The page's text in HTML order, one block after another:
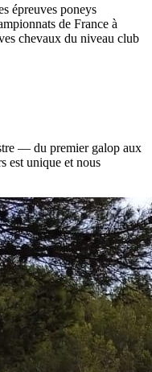
épreuves poneys
de France à
chevaux du niveau club
— du premier galop aux
est unique et nous